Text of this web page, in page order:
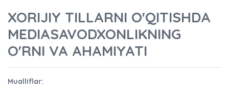
XORIJIY TILLARNI O'QITISHDA
MEDIASAVODXONLIKNING
O'RNI VA AHAMIYATI
Mualliflar: